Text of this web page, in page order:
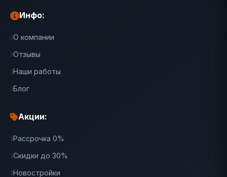
Инфо:
О компании
Отзывы
Наши работы
Блог
Акции:
Рассрочка 0%
Скидки до 30%
Новостройки